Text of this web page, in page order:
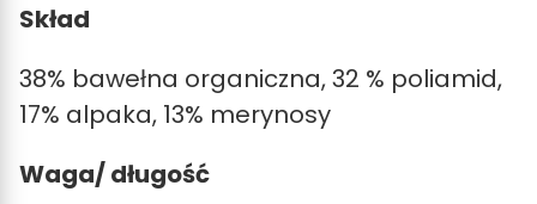
Skład
38% bawełna organiczna, 32 % poliamid,
17% alpaka, 13% merynosy
Waga/ długość